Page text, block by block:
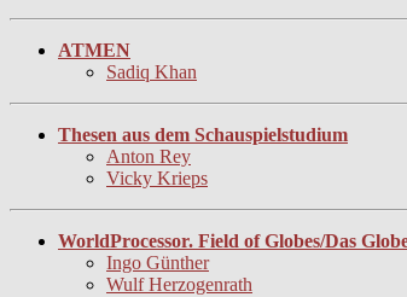
ATMEN
Sadiq Khan
Thesen aus dem Schauspielstudium
Anton Rey
Vicky Krieps
WorldProcessor. Field of Globes/Das
Ingo Günther
Wulf Herzogenrath